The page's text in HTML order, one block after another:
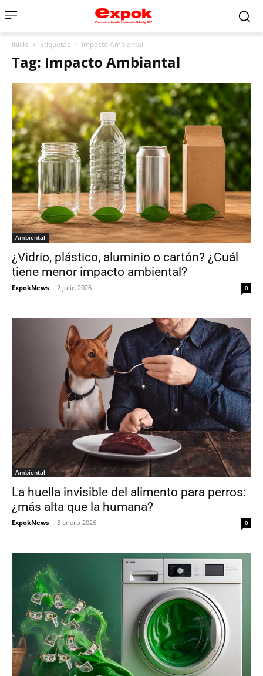
Inicio Etiquetas Impacto Ambiantal
Tag: Impacto Ambiantal
Ambiental
¿Vidrio, plástico, aluminio o cartón? ¿Cuál
tiene menor impacto ambiental?
ExpokNews - 2 julio 2026 0
Ambiental
La huella invisible del alimento para perros:
¿más alta que la humana?
ExpokNews - 8 enero 2026 0